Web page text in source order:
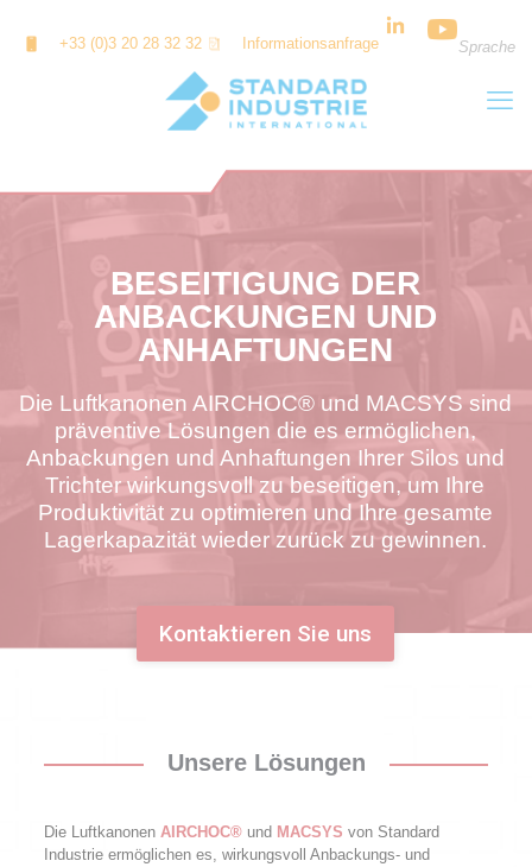
+33 (0)3 20 28 32 32 Informationsanfrage Sprache
Kontaktieren Sie uns
BESEITIGUNG DER
ANBACKUNGEN UND
ANHAFTUNGEN
Die Luftkanonen AIRCHOC® und MACSYS sind
präventive Lösungen die es ermöglichen,
Anbackungen und Anhaftungen Ihrer Silos und
Trichter wirkungsvoll zu beseitigen, um Ihre
Produktivität zu optimieren und Ihre gesamte
Lagerkapazität wieder zurück zu gewinnen.
Unsere Lösungen
Die Luftkanonen AIRCHOC®und MACSYS von Standard
Industrie ermöglichen es, wirkungsvoll Anbackungs- und